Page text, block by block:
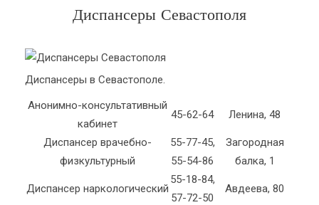
Диспансеры Севастополя
Диспансеры в Севастополе.
Анонимно-консультативный
кабинет
45-62-64 Ленина, 48
Диспансер врачебно-
физкультурный
55-77-45,
55-54-86
Загородная
балка, 1
Диспансер наркологический
55-18-84,
57-72-50
Авдеева, 80